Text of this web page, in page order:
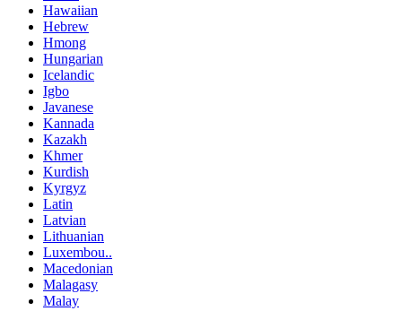
Hawaiian
Hebrew
Hmong
Hungarian
Icelandic
Igbo
Javanese
Kannada
Kazakh
Khmer
Kurdish
Kyrgyz
Latin
Latvian
Lithuanian
Luxembou..
Macedonian
Malagasy
Malay